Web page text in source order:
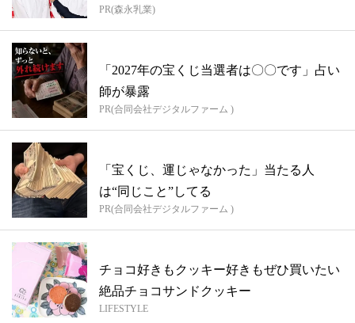
PR(森永乳業)
「2027年の宝くじ当選者は〇〇です」占い
師が暴露
PR(合同会社デジタルファーム )
「宝くじ、運じゃなかった」当たる人
は“同じこと”してる
PR(合同会社デジタルファーム )
チョコ好きもクッキー好きもぜひ買いたい
絶品チョコサンドクッキー
LIFESTYLE